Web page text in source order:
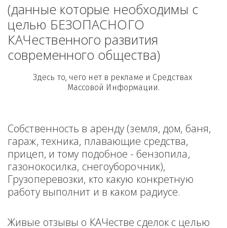
(данные которые необходимы с
целью БЕЗОПАСНОГО
КАЧественного развития
современного общества)
Здесь то, чего нет в рекламе и Средствах
Массовой Информации.
Собственность в аренду (земля, дом, баня,
гараж, техника, плавающие средства,
прицеп, и тому подобное - бензопила,
газонокосилка, снегоуборочник),
Грузоперевозки, кто какую конкретную
работу выполнит и в каком радиусе.
Живые отзывы о КАЧестве сделок с целью